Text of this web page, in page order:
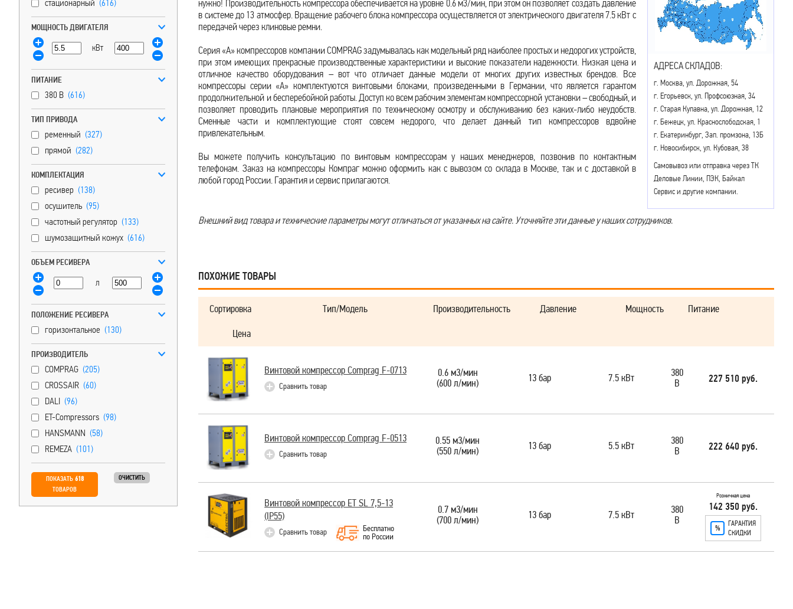
стационарный (616)
МОЩНОСТЬ ДВИГАТЕЛЯ
кВт
ПИТАНИЕ
380 В (616)
ТИП ПРИВОДА
ременный (327)
прямой (282)
КОМПЛЕКТАЦИЯ
ресивер (138)
осушитель (95)
частотный регулятор (133)
шумозащитный кожух (616)
ОБЪЕМ РЕСИВЕРА
л
ПОЛОЖЕНИЕ РЕСИВЕРА
горизонтальное (130)
ПРОИЗВОДИТЕЛЬ
COMPRAG (205)
CROSSAIR (60)
DALI (96)
ET-Compressors (98)
HANSMANN (58)
REMEZA (101)
ПОКАЗАТЬ 618
ТОВАРОВ
ОЧИСТИТЬ
нужно! Производительность компрессора обеспечивается на уровне 0.6 м3/мин, при этом он позволяет создать давление
в системе до 13 атмосфер. Вращение рабочего блока компрессора осуществляется от электрического двигателя 7.5 кВт с
передачей через клиновые ремни.
Серия «A» компрессоров компании COMPRAG задумывалась как модельный ряд наиболее простых и недорогих устройств,
при этом имеющих прекрасные производственные характеристики и высокие показатели надежности. Низкая цена и
отличное качество оборудования – вот что отличает данные модели от многих других известных брендов. Все
компрессоры серии «А» комплектуются винтовыми блоками, произведенными в Германии, что является гарантом
продолжительной и бесперебойной работы. Доступ ко всем рабочим элементам компрессорной установки – свободный, и
позволяет проводить плановые мероприятия по техническому осмотру и обслуживанию без каких-либо неудобств.
Сменные части и комплектующие стоят совсем недорого, что делает данный тип компрессоров вдвойне
привлекательным.
Вы можете получить консультацию по винтовым компрессорам у наших менеджеров, позвонив по контактным
телефонам. Заказ на компрессоры Компраг можно оформить как с вывозом со склада в Москве, так и с доставкой в
любой город России. Гарантия и сервис прилагаются.
АДРЕСА СКЛАДОВ:
г. Москва, ул. Дорожная, 54
г. Егорьевск, ул. Профсоюзная, 34
г. Старая Купавна, ул. Дорожная, 12
г. Бежецк, ул. Краснослободская, 1
г. Екатеринбург, Зап. промзона, 13Б
г. Новосибирск, ул. Кубовая, 38
Самовывоз или отправка через ТК
Деловые Линии, ПЭК, Байкал
Сервис и другие компании.
Внешний вид товара и технические параметры могут отличаться от указанных на сайте. Уточняйте эти данные у наших сотрудников.
ПОХОЖИЕ ТОВАРЫ
Сортировка Тип/Модель Производительность Давление Мощность
Питание
Цена
Винтовой компрессор Comprag F-0713
Сравнить товар
0.6 м3/мин
(600 л/мин)
13 бар 7.5 кВт
380
В
227 510 руб.
Винтовой компрессор Comprag F-0513
Сравнить товар
0.55 м3/мин
(550 л/мин)
13 бар 5.5 кВт
380
В
222 640 руб.
Винтовой компрессор ET SL 7,5-13
(IP55)
Сравнить товар
Бесплатно
по России
0.7 м3/мин
(700 л/мин)
13 бар 7.5 кВт
380
В
Розничная цена
142 350 руб.
ГАРАНТИЯ
СКИДКИ